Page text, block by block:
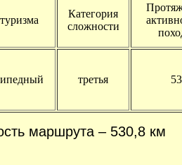
Категория
сложности
третья
маршрута – 530,8 км